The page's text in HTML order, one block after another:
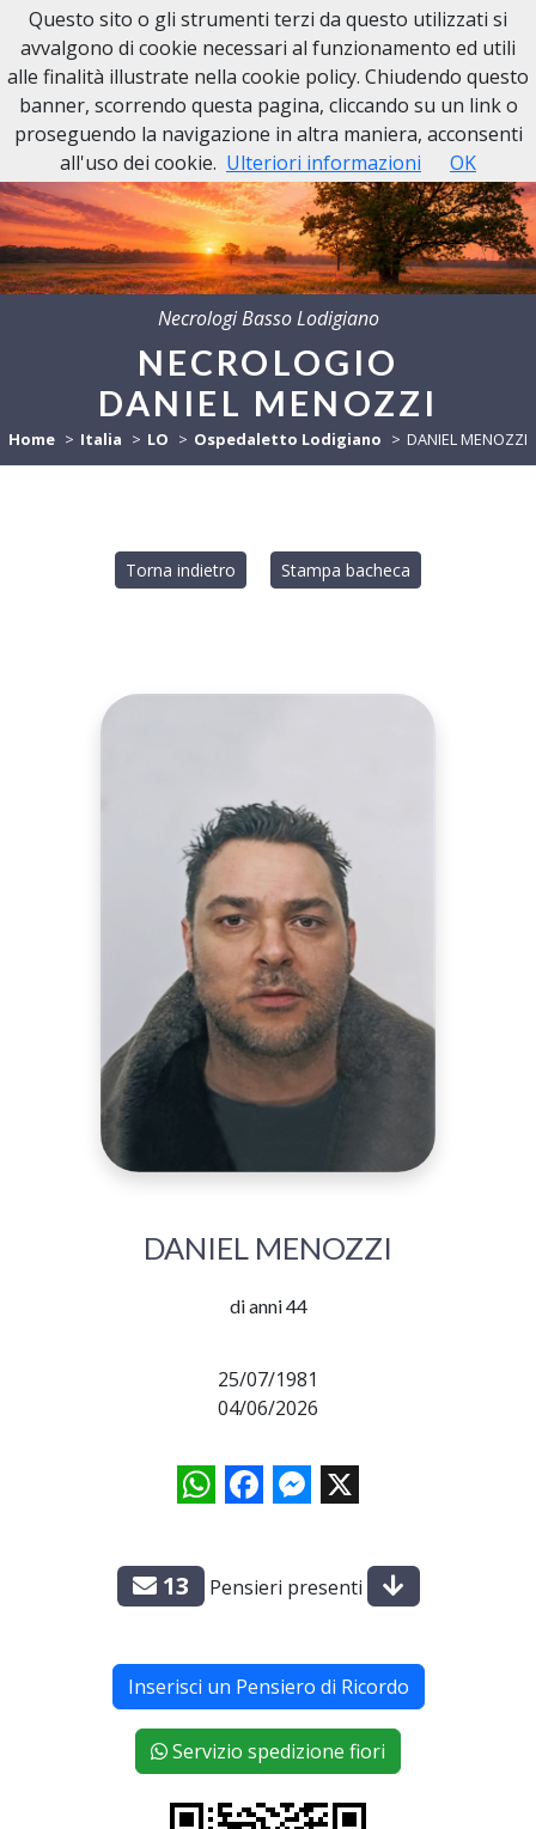
Necrologi Basso Lodigiano
NECROLOGIO
DANIEL MENOZZI
Home Italia LO Ospedaletto Lodigiano DANIEL MENOZZI
Torna indietro Stampa bacheca
DANIEL MENOZZI
di anni 44
25/07/1981
04/06/2026
WhatsAppFacebookMessenger
X
13 Pensieri presenti
Inserisci un Pensiero di Ricordo
Servizio spedizione fiori
Questo sito o gli strumenti terzi da questo utilizzati si
avvalgono di cookie necessari al funzionamento ed utili
alle finalità illustrate nella cookie policy. Chiudendo questo
banner, scorrendo questa pagina, cliccando su un link o
proseguendo la navigazione in altra maniera, acconsenti
all'uso dei cookie. Ulteriori informazioni OK